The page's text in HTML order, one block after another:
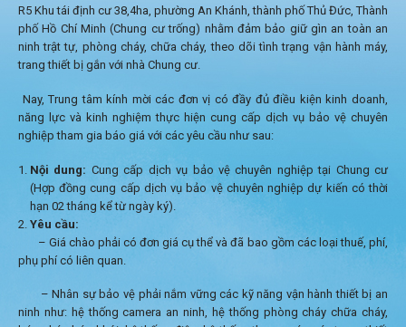
R5 Khu tái định cư 38,4ha, phường An Khánh, thành phố Thủ Đức, Thành
phố Hồ Chí Minh (Chung cư trống) nhằm đảm bảo giữ gìn an toàn an
ninh trật tự, phòng cháy, chữa cháy, theo dõi tình trạng vận hành máy,
trang thiết bị gắn với nhà Chung cư.
Nay, Trung tâm kính mời các đơn vị có đầy đủ điều kiện kinh doanh,
năng lực và kinh nghiệm thực hiện cung cấp dịch vụ bảo vệ chuyên
nghiệp tham gia báo giá với các yêu cầu như sau:
Nội dung: Cung cấp dịch vụ bảo vệ chuyên nghiệp tại Chung cư
(Hợp đồng cung cấp dịch vụ bảo vệ chuyên nghiệp dự kiến có thời
hạn 02 tháng kể từ ngày ký).
Yêu cầu:
– Giá chào phải có đơn giá cụ thể và đã bao gồm các loại thuế, phí,
phụ phí có liên quan.
– Nhân sự bảo vệ phải nắm vững các kỹ năng vận hành thiết bị an
ninh như: hệ thống camera an ninh, hệ thống phòng cháy chữa cháy,